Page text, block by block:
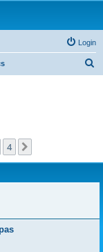
Login
4